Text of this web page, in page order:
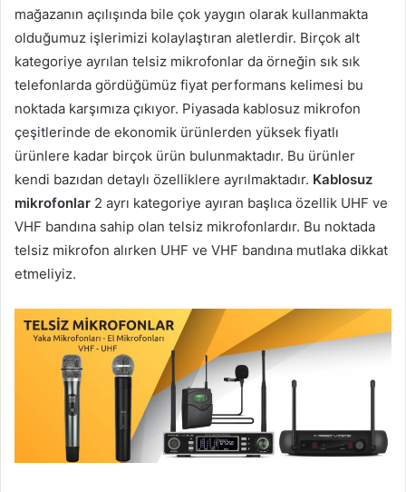
mağazanın açılışında bile çok yaygın olarak kullanmakta
olduğumuz işlerimizi kolaylaştıran aletlerdir. Birçok alt
kategoriye ayrılan telsiz mikrofonlar da örneğin sık sık
telefonlarda gördüğümüz fiyat performans kelimesi bu
noktada karşımıza çıkıyor. Piyasada kablosuz mikrofon
çeşitlerinde de ekonomik ürünlerden yüksek fiyatlı
ürünlere kadar birçok ürün bulunmaktadır. Bu ürünler
kendi bazıdan detaylı özelliklere ayrılmaktadır. Kablosuz
mikrofonlar 2 ayrı kategoriye ayıran başlıca özellik UHF ve
VHF bandına sahip olan telsiz mikrofonlardır. Bu noktada
telsiz mikrofon alırken UHF ve VHF bandına mutlaka dikkat
etmeliyiz.